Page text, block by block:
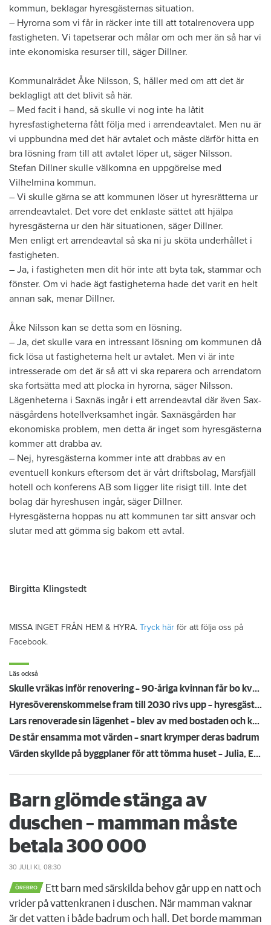
kommun, beklagar hyresgästernas situation.
– Hyrorna som vi får in räcker inte till att totalrenovera upp
fastigheten. Vi tapetserar och målar om och mer än så har vi
inte ekonomiska resurser till, säger Dillner.
Kommunalrådet Åke Nilsson, S, håller med om att det är
beklagligt att det blivit så här.
– Med facit i hand, så skulle vi nog inte ha låtit
hyresfastigheterna fått följa med i arrendeavtalet. Men nu är
vi uppbundna med det här avtalet och måste därför hitta en
bra lösning fram till att avtalet löper ut, säger Nilsson.
Stefan Dillner skulle välkomna en uppgörelse med
Vilhelmina kommun.
– Vi skulle gärna se att kommunen löser ut hyresrätterna ur
arrendeavtalet. Det vore det enklaste sättet att hjälpa
hyresgästerna ur den här situationen, säger Dillner.
Men enligt ert arrendeavtal så ska ni ju sköta underhållet i
fastigheten.
– Ja, i fastigheten men dit hör inte att byta tak, stammar och
fönster. Om vi hade ägt fastigheterna hade det varit en helt
annan sak, menar Dillner.
Åke Nilsson kan se detta som en lösning.
– Ja, det skulle vara en intressant lösning om kommunen då
fick lösa ut fastigheterna helt ur avtalet. Men vi är inte
intresserade om det är så att vi ska reparera och arrendatorn
ska fortsätta med att plocka in hyrorna, säger Nilsson.
Lägenheterna i Saxnäs ingår i ett arrendeavtal där även Sax­
näsgårdens hotellverksamhet ingår. Saxnäsgården har
ekonomiska problem, men detta är inget som hyresgästerna
kommer att drabba av.
– Nej, hyresgästerna kommer inte att drabbas av en
eventuell konkurs eftersom det är vårt driftsbolag, Marsfjäll
hotell och konferens AB som ligger lite risigt till. Inte det
bolag där hyreshusen ingår, säger Dillner.
Hyresgästerna hoppas nu att kommunen tar sitt ansvar och
slutar med att gömma sig bakom ett avtal.
Birgitta Klingstedt
MISSA INGET FRÅN HEM & HYRA. Tryck här för att följa oss på
Facebook.
Läs också
Skulle vräkas inför renovering – 90-åriga kvinnan får bo kvar: ”Ovissheten har varit grym”
Hyresöverenskommelse fram till 2030 rivs upp – hyresgäster känner sig svikna: "Jag går redan på knäna"
Lars renoverade sin lägenhet – blev av med bostaden och krävs på 112 000 kronor
De står ensamma mot värden – snart krymper deras badrum
Värden skyllde på byggplaner för att tömma huset – Julia, Ewa och Conny betalar priset
Barn glömde stänga av
duschen – mamman måste
betala 300 000
30 JULI KL 08:30
ÖREBRO
Ett barn med särskilda behov går upp en natt och
vrider på vattenkranen i duschen. När mamman vaknar
är det vatten i både badrum och hall. Det borde mamman